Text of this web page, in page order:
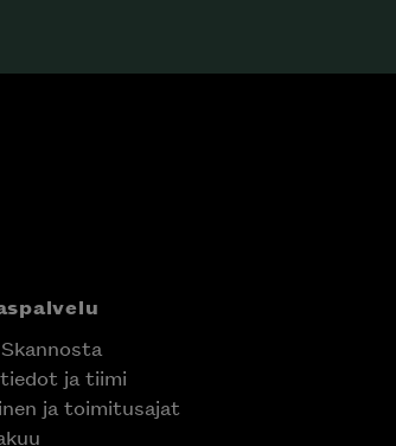
ja tiimi
ja toimitusajat